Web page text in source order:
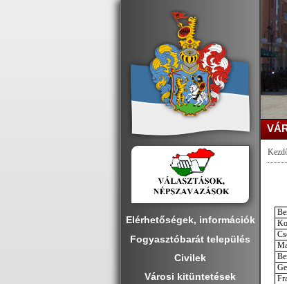
Elérhetőségek, információk
Fogyasztóbarát település
Civilek
Városi kitüntetések